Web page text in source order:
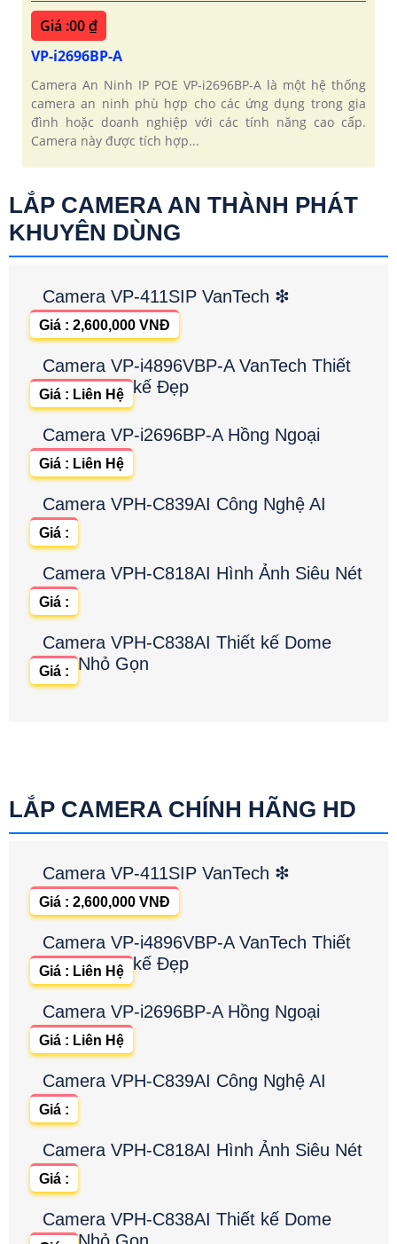
Giá :00 ₫
VP-i2696BP-A
Camera An Ninh IP POE VP-i2696BP-A là một hệ thống
camera an ninh phù hợp cho các ứng dụng trong gia
đình hoặc doanh nghiệp với các tính năng cao cấp.
Camera này được tích hợp...
LẮP CAMERA AN THÀNH PHÁT
KHUYÊN DÙNG
Camera VP-411SIP VanTech ❇
Giá : 2,600,000 VNĐ
Camera VP-i4896VBP-A VanTech Thiết
kế Đẹp
Giá : Liên Hệ
Camera VP-i2696BP-A Hồng Ngoại
Giá : Liên Hệ
Camera VPH-C839AI Công Nghệ AI
Giá :
Camera VPH-C818AI Hình Ảnh Siêu Nét
Giá :
Camera VPH-C838AI Thiết kế Dome
Nhỏ Gọn
Giá :
LẮP CAMERA CHÍNH HÃNG HD
Camera VP-411SIP VanTech ❇
Giá : 2,600,000 VNĐ
Camera VP-i4896VBP-A VanTech Thiết
kế Đẹp
Giá : Liên Hệ
Camera VP-i2696BP-A Hồng Ngoại
Giá : Liên Hệ
Camera VPH-C839AI Công Nghệ AI
Giá :
Camera VPH-C818AI Hình Ảnh Siêu Nét
Giá :
Camera VPH-C838AI Thiết kế Dome